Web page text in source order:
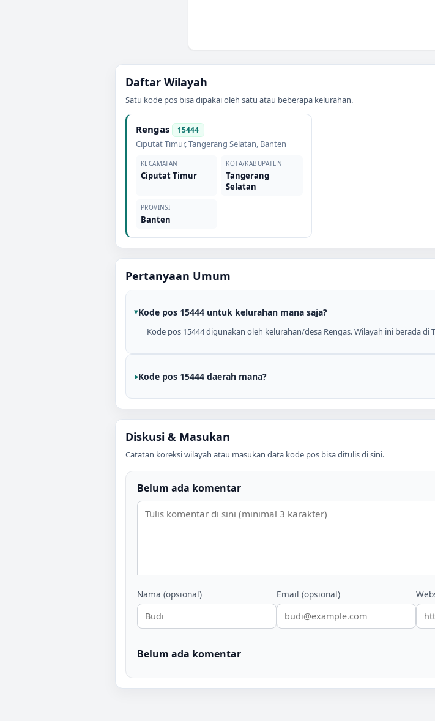
Daftar Wilayah
Satu kode pos bisa dipakai oleh satu atau beberapa kelurahan.
Rengas 15444
Ciputat Timur,Tangerang Selatan, Banten
KECAMATAN
Ciputat Timur
KOTA/KABUPATEN
Tangerang
Selatan
PROVINSI
Banten
Pertanyaan Umum
Kode pos 15444 untuk kelurahan mana saja?
Kode pos 15444 digunakan oleh kelurahan/desa Rengas. Wilayah ini berada di
Kode pos 15444 daerah mana?
Diskusi & Masukan
Catatan koreksi wilayah atau masukan data kode pos bisa ditulis di sini.
Belum ada komentar
Nama (opsional) Email (opsional)
Belum ada komentar